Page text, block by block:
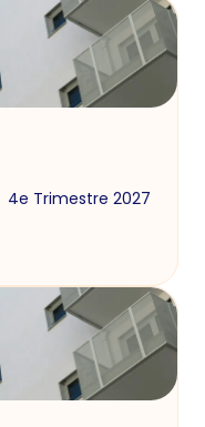
4e Trimestre 2027